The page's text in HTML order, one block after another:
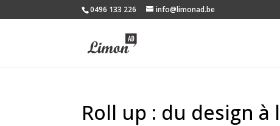
0496 133 226 info@limonad.be
Roll up : du design